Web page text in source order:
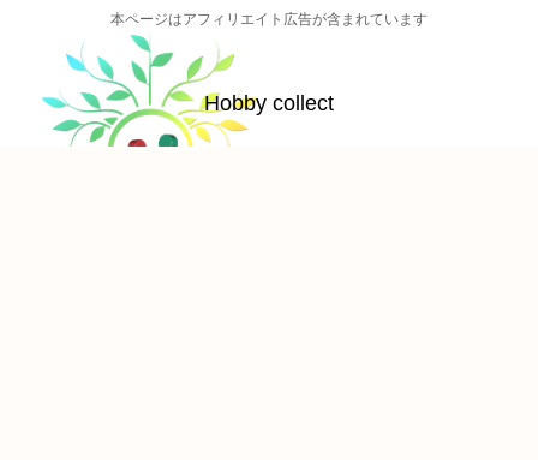
本ページはアフィリエイト広告が含まれています
Hobby collect